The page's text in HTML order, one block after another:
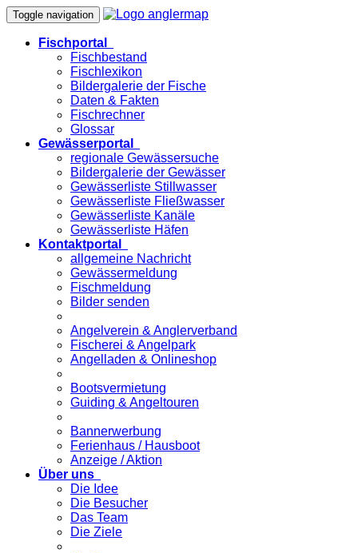
Toggle navigation
Fischportal
Fischbestand
Fischlexikon
Bildergalerie der Fische
Daten & Fakten
Fischrechner
Glossar
Gewässerportal
regionale Gewässersuche
Bildergalerie der Gewässer
Gewässerliste Stillwasser
Gewässerliste Fließwasser
Gewässerliste Kanäle
Gewässerliste Häfen
Kontaktportal
allgemeine Nachricht
Gewässermeldung
Fischmeldung
Bilder senden
Angelverein & Anglerverband
Fischerei & Angelpark
Angelladen & Onlineshop
Bootsvermietung
Guiding & Angeltouren
Bannerwerbung
Ferienhaus / Hausboot
Anzeige / Aktion
Über uns
Die Idee
Die Besucher
Das Team
Die Ziele